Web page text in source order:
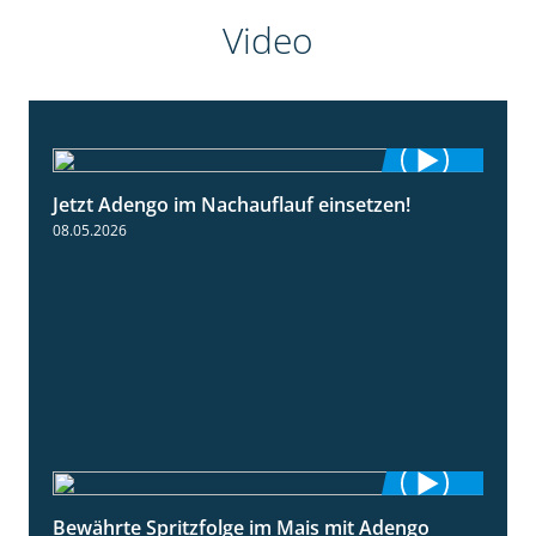
Video
1:32
Jetzt Adengo im Nachauflauf einsetzen!
08.05.2026
1:22
Bewährte Spritzfolge im Mais mit Adengo